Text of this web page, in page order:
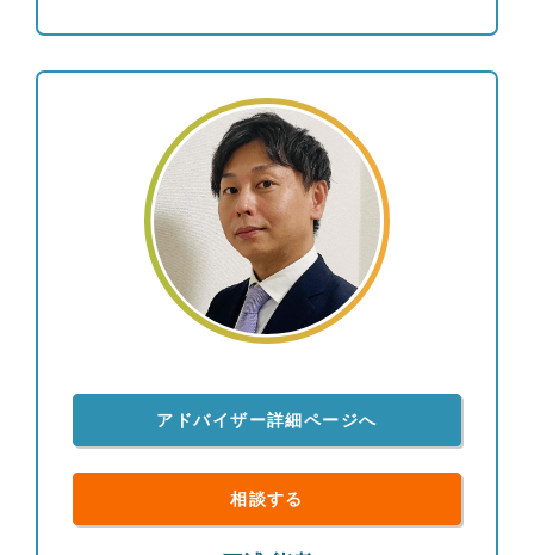
いIFAという立場だからこそ、ペレグリン・ウェル
アドバイザー詳細ページへ
相談する